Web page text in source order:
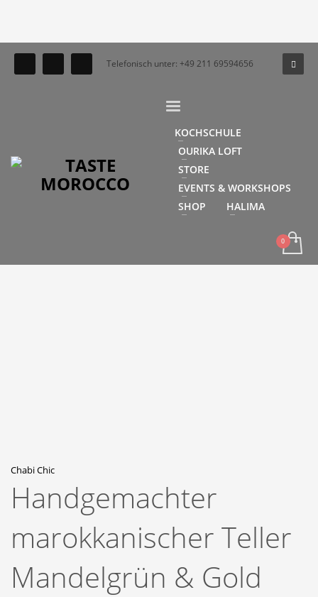
Telefonisch unter: +49 211 69594656
KOCHSCHULE
OURIKA LOFT
STORE
EVENTS & WORKSHOPS
SHOP
HALIMA
Chabi Chic
Handgemachter
marokkanischer Teller
Mandelgrün & Gold